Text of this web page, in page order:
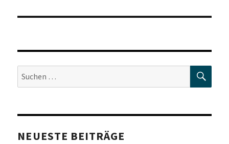
Suche
nach:
NEUESTE BEITRÄGE